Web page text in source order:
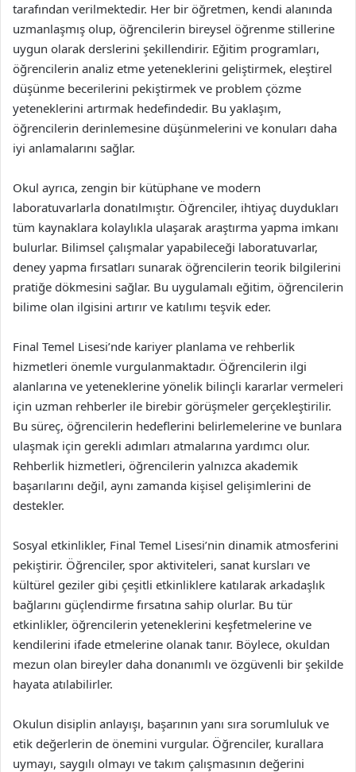
tarafından verilmektedir. Her bir öğretmen, kendi alanında
uzmanlaşmış olup, öğrencilerin bireysel öğrenme stillerine
uygun olarak derslerini şekillendirir. Eğitim programları,
öğrencilerin analiz etme yeteneklerini geliştirmek, eleştirel
düşünme becerilerini pekiştirmek ve problem çözme
yeteneklerini artırmak hedefindedir. Bu yaklaşım,
öğrencilerin derinlemesine düşünmelerini ve konuları daha
iyi anlamalarını sağlar.
Okul ayrıca, zengin bir kütüphane ve modern
laboratuvarlarla donatılmıştır. Öğrenciler, ihtiyaç duydukları
tüm kaynaklara kolaylıkla ulaşarak araştırma yapma imkanı
bulurlar. Bilimsel çalışmalar yapabileceği laboratuvarlar,
deney yapma fırsatları sunarak öğrencilerin teorik bilgilerini
pratiğe dökmesini sağlar. Bu uygulamalı eğitim, öğrencilerin
bilime olan ilgisini artırır ve katılımı teşvik eder.
Final Temel Lisesi’nde kariyer planlama ve rehberlik
hizmetleri önemle vurgulanmaktadır. Öğrencilerin ilgi
alanlarına ve yeteneklerine yönelik bilinçli kararlar vermeleri
için uzman rehberler ile birebir görüşmeler gerçekleştirilir.
Bu süreç, öğrencilerin hedeflerini belirlemelerine ve bunlara
ulaşmak için gerekli adımları atmalarına yardımcı olur.
Rehberlik hizmetleri, öğrencilerin yalnızca akademik
başarılarını değil, aynı zamanda kişisel gelişimlerini de
destekler.
Sosyal etkinlikler, Final Temel Lisesi’nin dinamik atmosferini
pekiştirir. Öğrenciler, spor aktiviteleri, sanat kursları ve
kültürel geziler gibi çeşitli etkinliklere katılarak arkadaşlık
bağlarını güçlendirme fırsatına sahip olurlar. Bu tür
etkinlikler, öğrencilerin yeteneklerini keşfetmelerine ve
kendilerini ifade etmelerine olanak tanır. Böylece, okuldan
mezun olan bireyler daha donanımlı ve özgüvenli bir şekilde
hayata atılabilirler.
Okulun disiplin anlayışı, başarının yanı sıra sorumluluk ve
etik değerlerin de önemini vurgular. Öğrenciler, kurallara
uymayı, saygılı olmayı ve takım çalışmasının değerini